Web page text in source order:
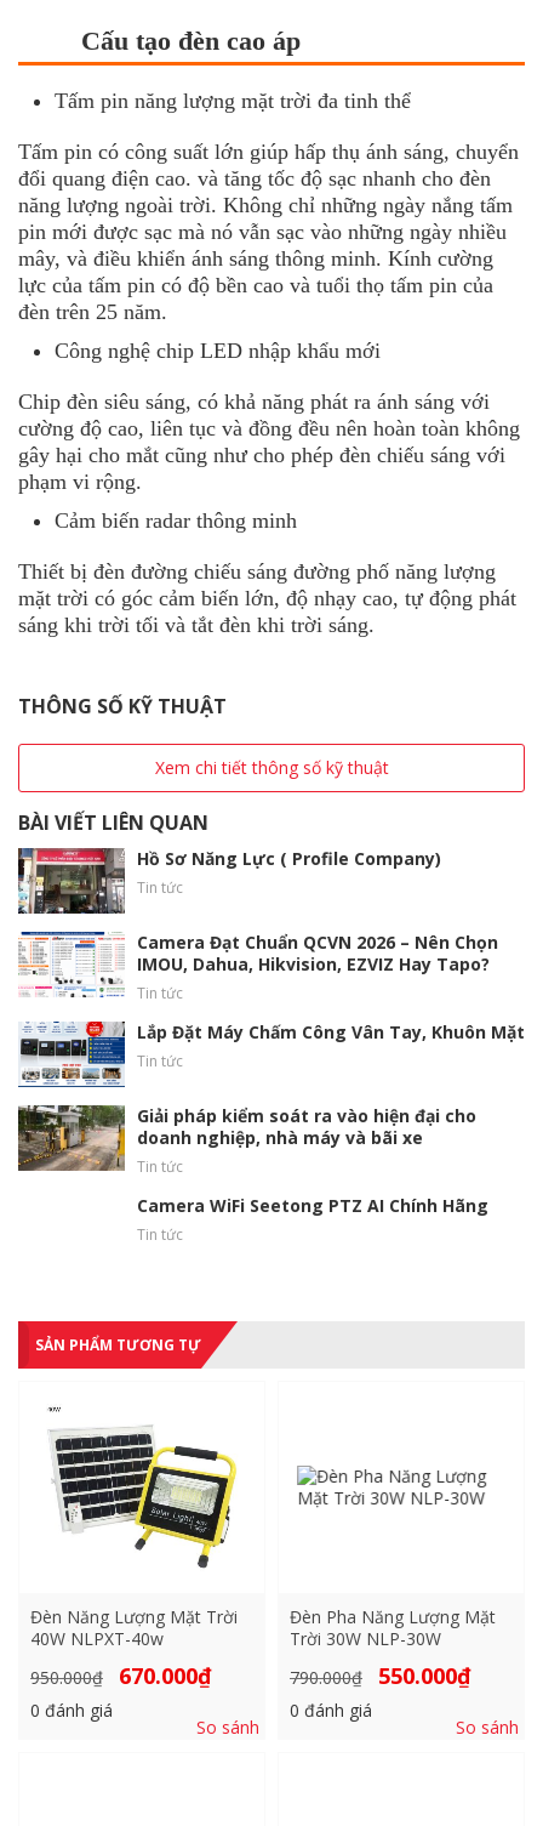
Cấu tạo đèn cao áp
Tấm pin năng lượng mặt trời đa tinh thể
Tấm pin có công suất lớn giúp hấp thụ ánh sáng, chuyển
đổi quang điện cao. và tăng tốc độ sạc nhanh cho đèn
năng lượng ngoài trời. Không chỉ những ngày nắng tấm
pin mới được sạc mà nó vẫn sạc vào những ngày nhiều
mây, và điều khiển ánh sáng thông minh. Kính cường
lực của tấm pin có độ bền cao và tuổi thọ tấm pin của
đèn trên 25 năm.
Công nghệ chip LED nhập khẩu mới
Chip đèn siêu sáng, có khả năng phát ra ánh sáng với
cường độ cao, liên tục và đồng đều nên hoàn toàn không
gây hại cho mắt cũng như cho phép đèn chiếu sáng với
phạm vi rộng.
Cảm biến radar thông minh
Thiết bị đèn đường chiếu sáng đường phố năng lượng
mặt trời có góc cảm biến lớn, độ nhạy cao, tự động phát
sáng khi trời tối và tắt đèn khi trời sáng.
THÔNG SỐ KỸ THUẬT
Xem chi tiết thông số kỹ thuật
BÀI VIẾT LIÊN QUAN
Hồ Sơ Năng Lực ( Profile Company)
Tin tức
Camera Đạt Chuẩn QCVN 2026 – Nên Chọn
IMOU, Dahua, Hikvision, EZVIZ Hay Tapo?
Tin tức
Lắp Đặt Máy Chấm Công Vân Tay, Khuôn Mặt
Tin tức
Giải pháp kiểm soát ra vào hiện đại cho
doanh nghiệp, nhà máy và bãi xe
Tin tức
Camera WiFi Seetong PTZ AI Chính Hãng
Tin tức
SẢN PHẨM TƯƠNG TỰ
Đèn Năng Lượng Mặt Trời
40W NLPXT-40w
950.000₫
Giá
gốc
670.000₫Giá
là:
0 đánh giá
So sánh
Đèn Pha Năng Lượng Mặt
Trời 30W NLP-30W
790.000₫
Giá
gốc
550.000₫Giá
là:
0 đánh giá
So sánh